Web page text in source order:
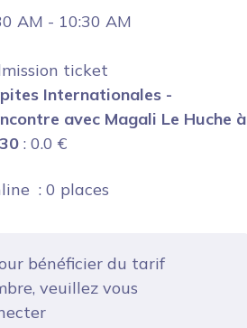
AM - 10:30 AM
ticket
Internationales -
avec Magali Le Huche à
: 0.0 €
: 0 places
bénéficier du tarif
veuillez vous